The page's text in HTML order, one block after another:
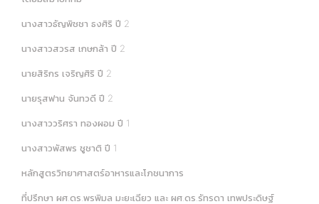
นางสาวธัญพิชชา ธงศิริ ปี 2
นางสาวสวรส เกษกล้า ปี 2
นายสิริกร เจริญศิริ ปี 2
นายรุสฟาน จันทวดี ปี 2
นางสาววริศรา ทองผอม ปี 1
นางสาวพัสพร ชูชาติ ปี 1
หลักสูตรวิทยาศาสตร์อาหารและโภชนาการ
ที่ปรึกษา ผศ.ดร.พรพิมล มะยะเฉียว และ ผศ.ดร.รัทรดา เทพประดิษฐ์